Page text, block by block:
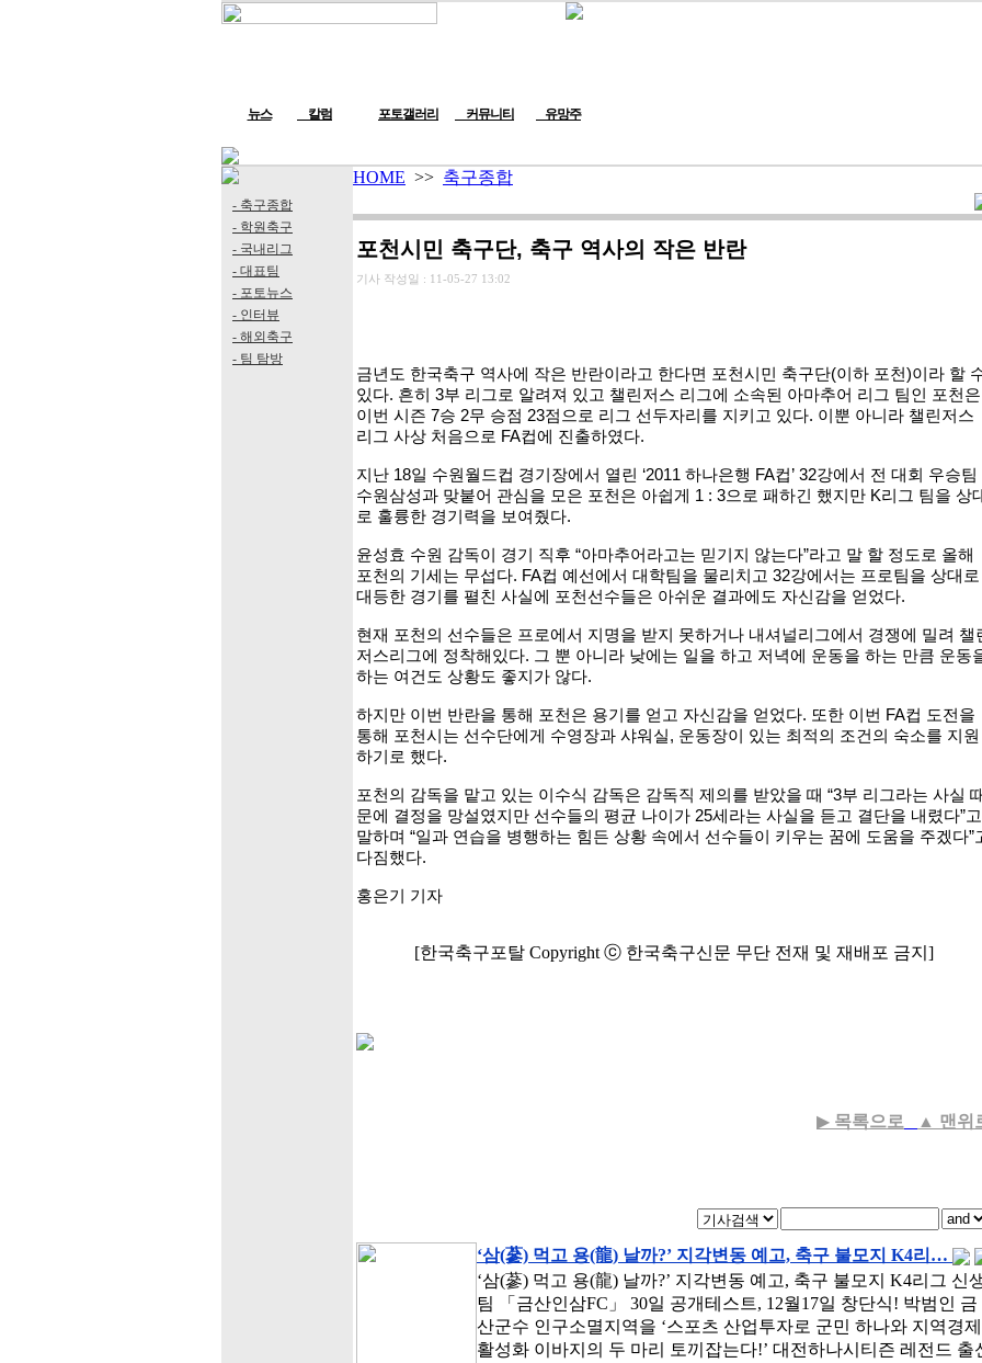
뉴스 칼럼 포토갤러리 커뮤니티 유망주
- 축구종합
- 학원축구
- 국내리그
- 대표팀
- 포토뉴스
- 인터뷰
- 해외축구
- 팀 탐방
HOME >> 축구종합
포천시민 축구단, 축구 역사의 작은 반란
기사 작성일 : 11-05-27 13:02
금년도 한국축구 역사에 작은 반란이라고 한다면 포천시민 축구단(이하 포천)이라 할
있다. 흔히 3부 리그로 알려져 있고 챌린저스 리그에 소속된 아마추어 리그 팀인 포천은
이번 시즌 7승 2무 승점 23점으로 리그 선두자리를 지키고 있다. 이뿐 아니라 챌린저스
리그 사상 처음으로 FA컵에 진출하였다.
지난 18일 수원월드컵 경기장에서 열린 ‘2011 하나은행 FA컵’ 32강에서 전 대회 우승팀
수원삼성과 맞붙어 관심을 모은 포천은 아쉽게 1 : 3으로 패하긴 했지만 K리그 팀을 상
로 훌륭한 경기력을 보여줬다.
윤성효 수원 감독이 경기 직후 “아마추어라고는 믿기지 않는다”라고 말 할 정도로 올해
포천의 기세는 무섭다. FA컵 예선에서 대학팀을 물리치고 32강에서는 프로팀을 상대로
대등한 경기를 펼친 사실에 포천선수들은 아쉬운 결과에도 자신감을 얻었다.
현재 포천의 선수들은 프로에서 지명을 받지 못하거나 내셔널리그에서 경쟁에 밀려 챌
저스리그에 정착해있다. 그 뿐 아니라 낮에는 일을 하고 저녁에 운동을 하는 만큼 운동
하는 여건도 상황도 좋지가 않다.
하지만 이번 반란을 통해 포천은 용기를 얻고 자신감을 얻었다. 또한 이번 FA컵 도전을
통해 포천시는 선수단에게 수영장과 샤워실, 운동장이 있는 최적의 조건의 숙소를 지원
하기로 했다.
포천의 감독을 맡고 있는 이수식 감독은 감독직 제의를 받았을 때 “3부 리그라는 사실 때
문에 결정을 망설였지만 선수들의 평균 나이가 25세라는 사실을 듣고 결단을 내렸다”고
말하며 “일과 연습을 병행하는 힘든 상황 속에서 선수들이 키우는 꿈에 도움을 주겠다”
다짐했다.
홍은기 기자
[한국축구포탈 Copyright ⓒ 한국축구신문 무단 전재 및 재배포 금지]
▶ 목록으로 ▲ 맨위
‘삼(蔘) 먹고 용(龍) 날까?’ 지각변동 예고, 축구 불모지 K4리…
‘삼(蔘) 먹고 용(龍) 날까?’ 지각변동 예고, 축구 불모지 K4리그 신
팀 「금산인삼FC」 30일 공개테스트, 12월17일 창단식! 박범인 금
산군수 인구소멸지역을 ‘스포츠 산업투자로 군민 하나와 지역경제
활성화 이바지의 두 마리 토끼잡는다!’ 대전하나시티즌 레전드 출